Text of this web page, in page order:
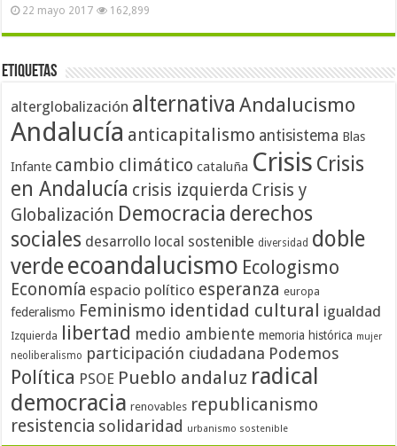
22 mayo 2017 162,899
Etiquetas
alterglobalización alternativa Andalucismo
Andalucía anticapitalismo antisistema Blas
Infante cambio climático cataluña Crisis Crisis
en Andalucía crisis izquierda Crisis y
Globalización Democracia derechos
sociales desarrollo local sostenible diversidad doble
verdeecoandalucismo Ecologismo
Economía espacio político esperanza europa
federalismo Feminismo identidad cultural igualdad
Izquierda libertad medio ambiente memoria histórica mujer
neoliberalismo participación ciudadana Podemos
Política PSOE Pueblo andaluz radical
democracia renovables republicanismo
resistencia solidaridad urbanismo sostenible